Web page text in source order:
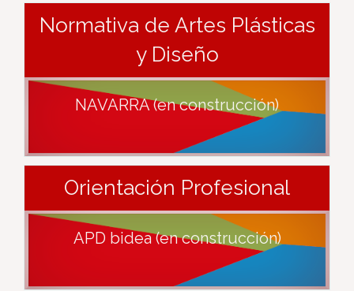
Normativa de Artes Plásticas
y Diseño
NAVARRA (en construcción)
Orientación Profesional
APD bidea (en construcción)